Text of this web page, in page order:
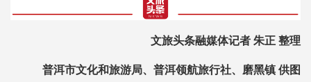
文旅头条融媒体记者 朱正 整理
普洱市文化和旅游局、普洱领航旅行社、磨黑镇 供图